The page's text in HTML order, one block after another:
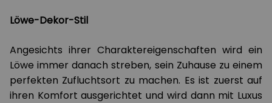
Löwe-Dekor-Stil
Angesichts ihrer Charaktereigenschaften wird ein
Löwe immer danach streben, sein Zuhause zu einem
perfekten Zufluchtsort zu machen. Es ist zuerst auf
ihren Komfort ausgerichtet und wird dann mit Luxus